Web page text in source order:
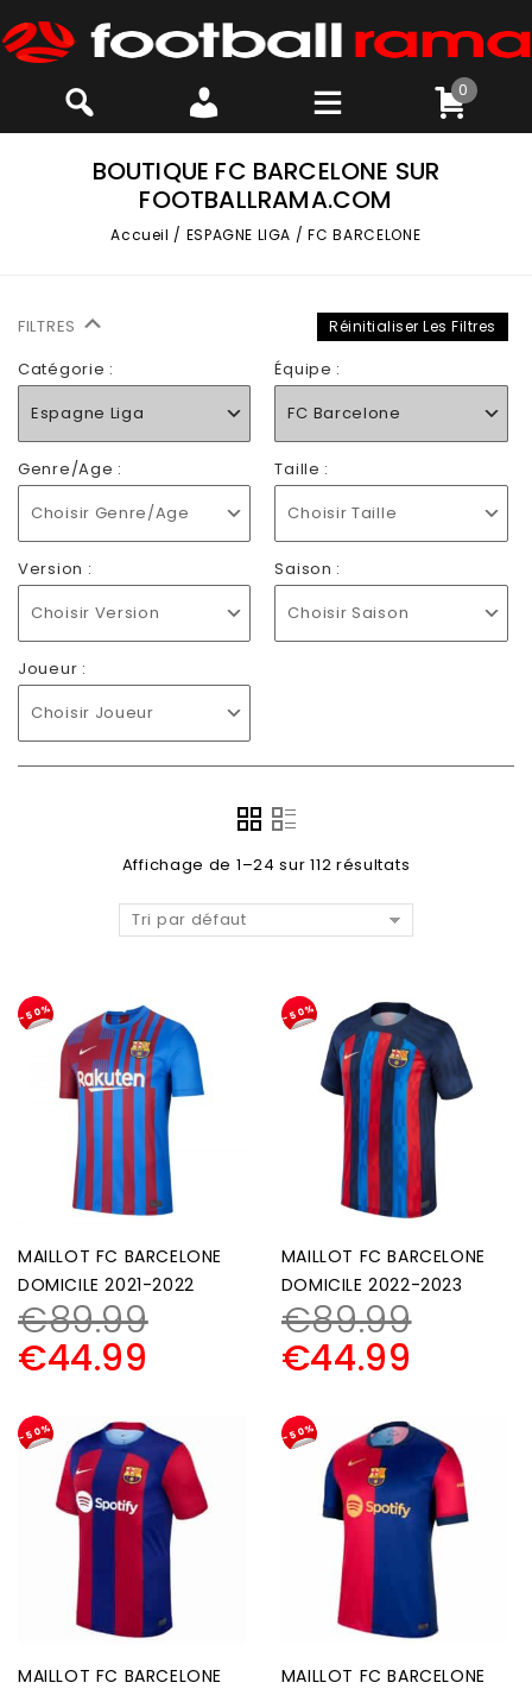
0
BOUTIQUE FC BARCELONE SUR
FOOTBALLRAMA.COM
Accueil / ESPAGNE LIGA /FC BARCELONE
FILTRES Réinitialiser Les Filtres
Catégorie :
Espagne Liga
Équipe :
FC Barcelone
Genre/Age :
Choisir Genre/Age
Taille :
Choisir Taille
Version :
Choisir Version
Saison :
Choisir Saison
Joueur :
Choisir Joueur
Affichage de 1–24 sur 112 résultats
Tri par défaut
-50%
MAILLOT FC BARCELONE
DOMICILE 2021-2022
€89.99
€44.99
-50%
MAILLOT FC BARCELONE
DOMICILE 2022-2023
€89.99
€44.99
-50%
MAILLOT FC BARCELONE
-50%
MAILLOT FC BARCELONE